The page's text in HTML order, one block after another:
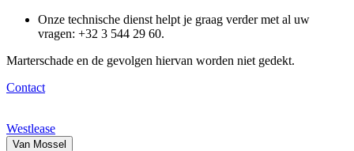
Onze technische dienst helpt je graag verder met al uw
vragen: +32 3 544 29 60.
Marterschade en de gevolgen hiervan worden niet gedekt.
Contact
Westlease
Van Mossel